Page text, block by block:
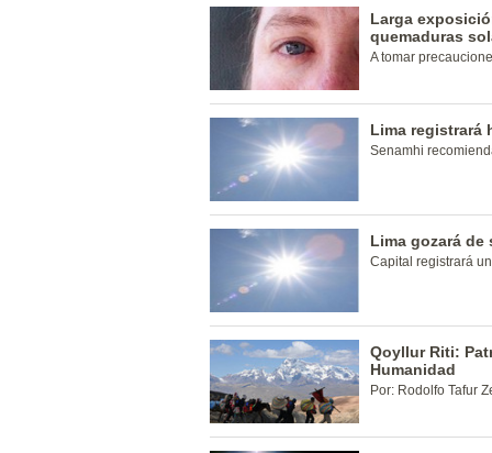
Larga
quemaduras
A tomar
Lima registrará
Senamhi
Lima gozará de
Capital registrará
Qoyllur Riti:
Humanidad
Por: Rodolfo Tafur